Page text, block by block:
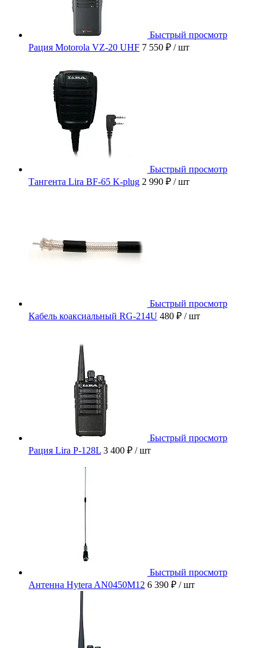
Быстрый просмотр
Рация Motorola VZ-20 UHF 7 550 ₽ / шт
Быстрый просмотр
Тангента Lira BF-65 K-plug 2 990 ₽ / шт
Быстрый просмотр
Кабель коаксиальный RG-214U 480 ₽ / шт
Быстрый просмотр
Рация Lira P-128L 3 400 ₽ / шт
Быстрый просмотр
Антенна Hytera AN0450M12 6 390 ₽ / шт